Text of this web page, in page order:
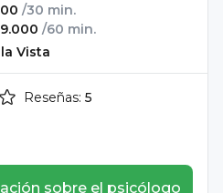
/30 min.
/60 min.
Vista
Reseñas: 5
sobre el psicólogo